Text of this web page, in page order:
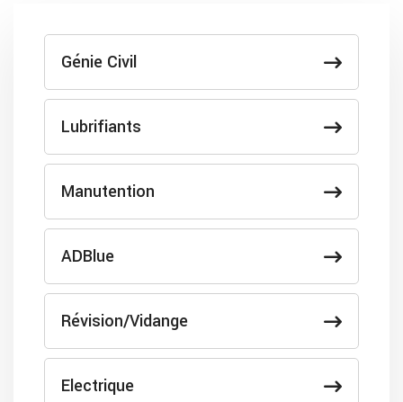
Génie Civil
Lubrifiants
Manutention
ADBlue
Révision/Vidange
Electrique